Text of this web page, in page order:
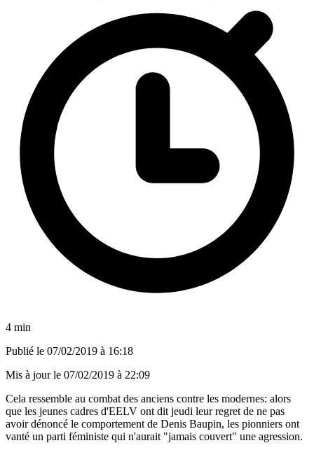
4 min
Publié le 07/02/2019 à 16:18
Mis à jour le 07/02/2019 à 22:09
Cela ressemble au combat des anciens contre les modernes: alors
que les jeunes cadres d'EELV ont dit jeudi leur regret de ne pas
avoir dénoncé le comportement de Denis Baupin, les pionniers ont
vanté un parti féministe qui n'aurait "jamais couvert" une agression.